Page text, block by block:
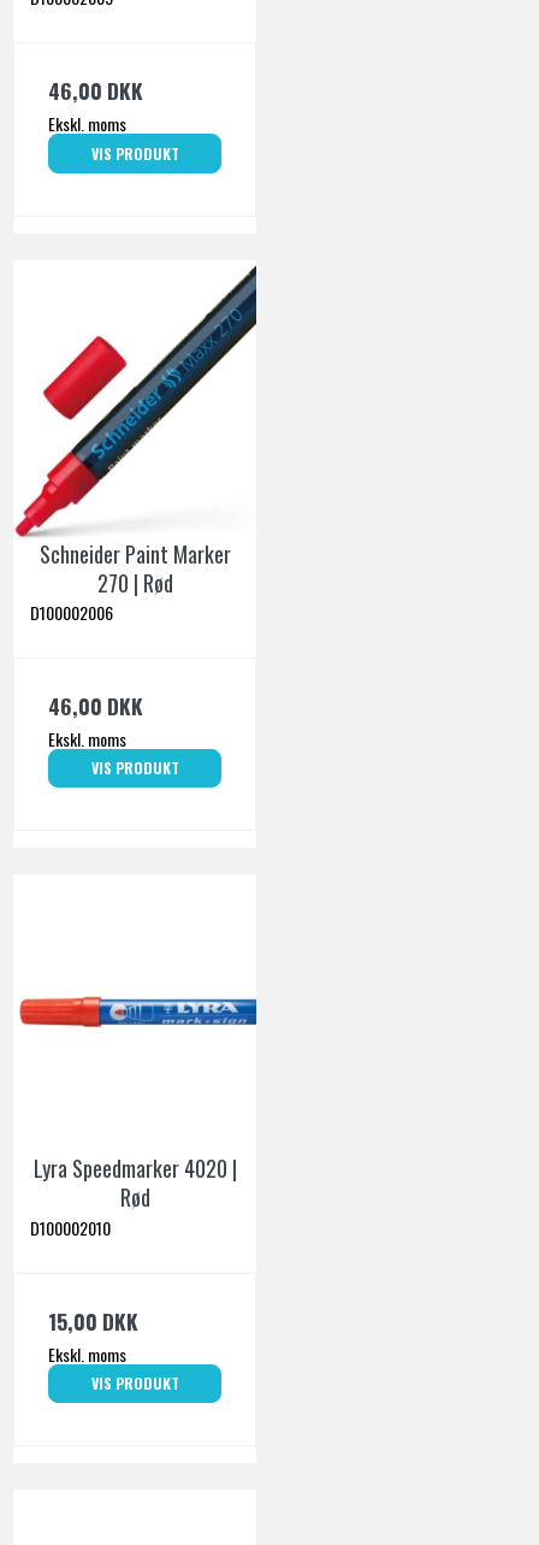
46,00 DKK
Ekskl. moms
VIS PRODUKT
Schneider Paint Marker
270 | Rød
D100002006
46,00 DKK
Ekskl. moms
VIS PRODUKT
Lyra Speedmarker 4020 |
Rød
D100002010
15,00 DKK
Ekskl. moms
VIS PRODUKT